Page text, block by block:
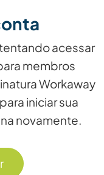
acessar
membros
Workaway
iniciar sua
novamente.